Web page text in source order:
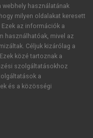
használatának
milyen oldalakat keresett
az információk a
használhatóak, mivel az
Céljuk kizárólag a
közé tartoznak a
szolgáltatásokhoz
a
és a közösségi